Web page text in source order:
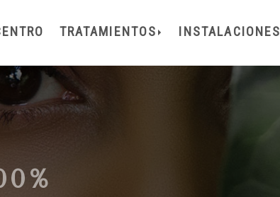
TRATAMIENTOS INSTALACIONES